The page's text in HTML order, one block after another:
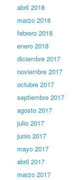
abril 2018
marzo 2018
febrero 2018
enero 2018
diciembre 2017
noviembre 2017
octubre 2017
septiembre 2017
agosto 2017
julio 2017
junio 2017
mayo 2017
abril 2017
marzo 2017